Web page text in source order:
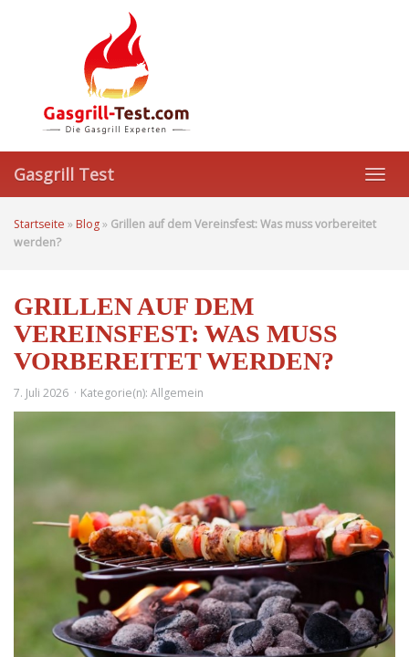
Gasgrill Test
Startseite » Blog» Grillen auf dem Vereinsfest: Was muss vorbereitet
werden?
GRILLEN AUF DEM
VEREINSFEST: WAS MUSS
VORBEREITET WERDEN?
7. Juli 2026 Kategorie(n): Allgemein